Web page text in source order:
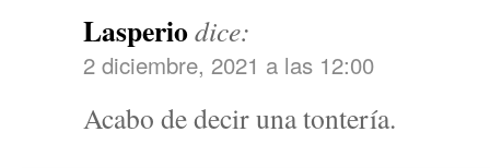
Lasperiodice:
2 diciembre, 2021 a las 12:00
Acabo de decir una tontería.